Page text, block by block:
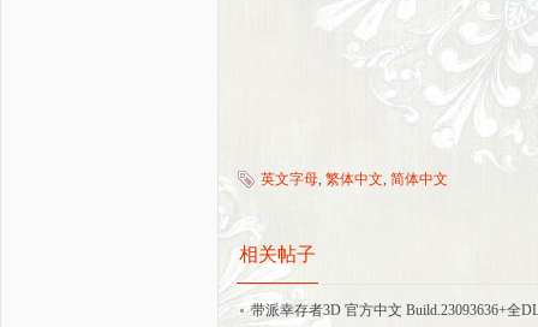
英文字母, 繁体中文, 简体中文
相关帖子
带派幸存者3D 官方中文 Build.23093636+全